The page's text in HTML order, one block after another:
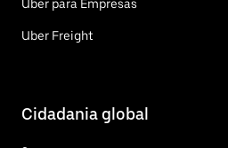
Uber para Empresas
Uber Freight
Cidadania global